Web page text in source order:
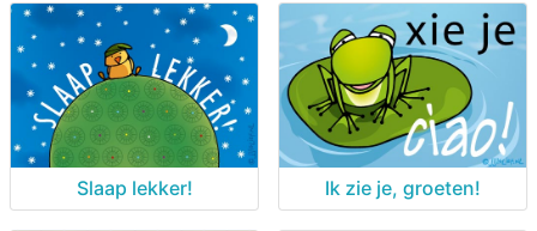
Slaap lekker! Ik zie je, groeten!